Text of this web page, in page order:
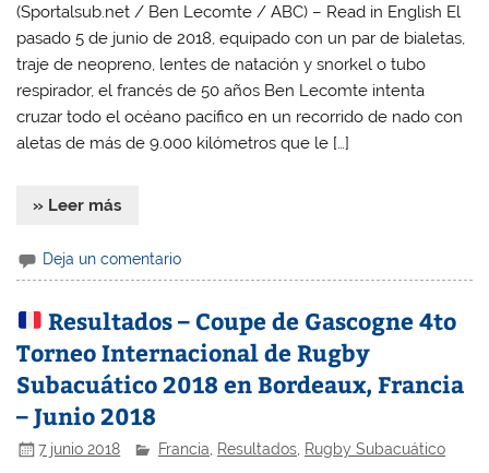
(Sportalsub.net / Ben Lecomte / ABC) – Read in English El
pasado 5 de junio de 2018, equipado con un par de bialetas,
traje de neopreno, lentes de natación y snorkel o tubo
respirador, el francés de 50 años Ben Lecomte intenta
cruzar todo el océano pacífico en un recorrido de nado con
aletas de más de 9.000 kilómetros que le […]
» Leer más
Deja un comentario
Resultados – Coupe de Gascogne 4to
Torneo Internacional de Rugby
Subacuático 2018 en Bordeaux, Francia
– Junio 2018
7 junio 2018 Francia Resultados Rugby Subacuático